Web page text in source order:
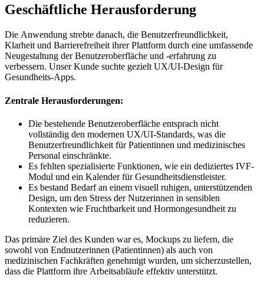
Geschäftliche Herausforderung
Die Anwendung strebte danach, die Benutzerfreundlichkeit,
Klarheit und Barrierefreiheit ihrer Plattform durch eine umfassende
Neugestaltung der Benutzeroberfläche und -erfahrung zu
verbessern. Unser Kunde suchte gezielt UX/UI-Design für
Gesundheits-Apps.
Zentrale Herausforderungen:
Die bestehende Benutzeroberfläche entsprach nicht
vollständig den modernen UX/UI-Standards, was die
Benutzerfreundlichkeit für Patientinnen und medizinisches
Personal einschränkte.
Es fehlten spezialisierte Funktionen, wie ein dediziertes IVF-
Modul und ein Kalender für Gesundheitsdienstleister.
Es bestand Bedarf an einem visuell ruhigen, unterstützenden
Design, um den Stress der Nutzerinnen in sensiblen
Kontexten wie Fruchtbarkeit und Hormongesundheit zu
reduzieren.
Das primäre Ziel des Kunden war es, Mockups zu liefern, die
sowohl von Endnutzerinnen (Patientinnen) als auch von
medizinischen Fachkräften genehmigt wurden, um sicherzustellen,
dass die Plattform ihre Arbeitsabläufe effektiv unterstützt.